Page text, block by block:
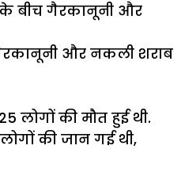
के बीच गैरकानूनी और
और नकली शराब
लोगों की मौत हुई थी.
की जान गई थी,